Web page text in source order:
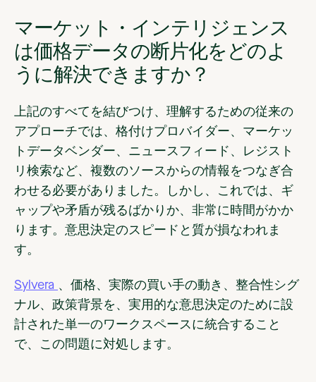
マーケット・インテリジェンス
は価格データの断片化をどのよ
うに解決できますか？
上記のすべてを結びつけ、理解するための従来の
アプローチでは、格付けプロバイダー、マーケッ
トデータベンダー、ニュースフィード、レジスト
リ検索など、複数のソースからの情報をつなぎ合
わせる必要がありました。しかし、これでは、ギ
ャップや矛盾が残るばかりか、非常に時間がかか
ります。 意思決定のスピードと質が損なわれま
す。
Sylvera 、価格、実際の買い手の動き、整合性シグ
ナル、政策背景を 、実用的な意思決定のために設
計された単一のワークスペースに統合すること
で、この問題に対処します。